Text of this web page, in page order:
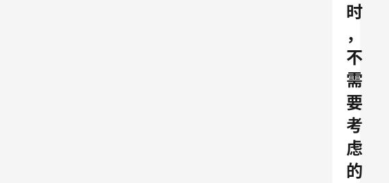
时
，
不
需
要
考
虑
的